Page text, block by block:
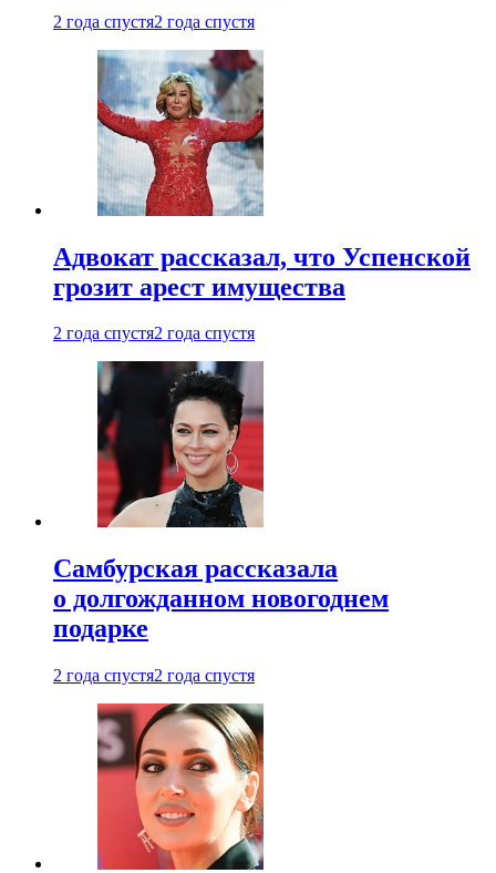
2 года спустя2 года спустя
Адвокат рассказал, что Успенской
грозит арест имущества
2 года спустя2 года спустя
Самбурская рассказала
о долгожданном новогоднем
подарке
2 года спустя2 года спустя